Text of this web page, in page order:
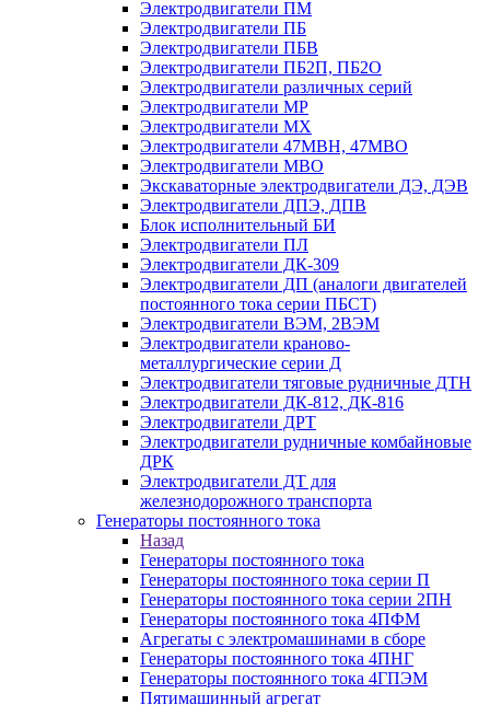
Электродвигатели ПМ
Электродвигатели ПБ
Электродвигатели ПБВ
Электродвигатели ПБ2П, ПБ2О
Электродвигатели различных серий
Электродвигатели МР
Электродвигатели MX
Электродвигатели 47MBH, 47МВО
Электродвигатели MBO
Экскаваторные электродвигатели ДЭ, ДЭВ
Электродвигатели ДПЭ, ДПВ
Блок исполнительный БИ
Электродвигатели ПЛ
Электродвигатели ДК-309
Электродвигатели ДП (аналоги двигателей
постоянного тока серии ПБСТ)
Электродвигатели ВЭМ, 2ВЭМ
Электродвигатели краново-
металлургические серии Д
Электродвигатели тяговые рудничные ДТН
Электродвигатели ДК-812, ДК-816
Электродвигатели ДРТ
Электродвигатели рудничные комбайновые
ДРК
Электродвигатели ДТ для
железнодорожного транспорта
Генераторы постоянного тока
Назад
Генераторы постоянного тока
Генераторы постоянного тока серии П
Генераторы постоянного тока серии 2ПН
Генераторы постоянного тока 4ПФМ
Агрегаты с электромашинами в сборе
Генераторы постоянного тока 4ПНГ
Генераторы постоянного тока 4ГПЭМ
Пятимашинный агрегат